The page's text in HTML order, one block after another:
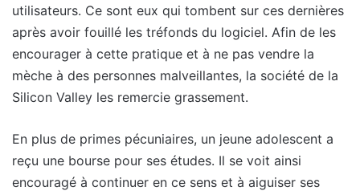
utilisateurs. Ce sont eux qui tombent sur ces dernières
après avoir fouillé les tréfonds du logiciel. Afin de les
encourager à cette pratique et à ne pas vendre la
mèche à des personnes malveillantes, la société de la
Silicon Valley les remercie grassement.
En plus de primes pécuniaires, un jeune adolescent a
reçu une bourse pour ses études. Il se voit ainsi
encouragé à continuer en ce sens et à aiguiser ses